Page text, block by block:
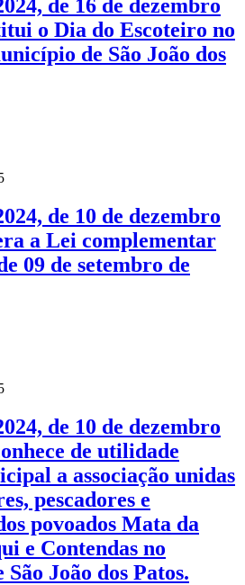
de 16 de dezembro
o Dia do Escoteiro no
de São João dos
de 10 de dezembro
a Lei complementar
09 de setembro de
de 10 de dezembro
de utilidade
a associação unidas
pescadores e
povoados Mata da
e Contendas no
João dos Patos.